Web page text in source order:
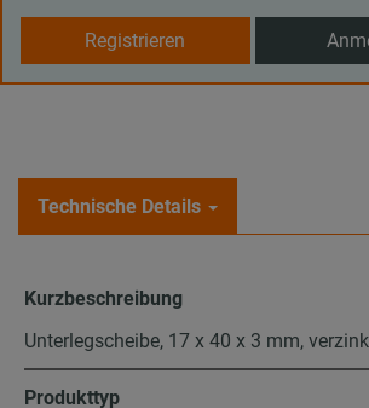
Registrieren
Technische Details
Kurzbeschreibung
Unterlegscheibe, 17 x 40 x 3 mm,
Produkttyp